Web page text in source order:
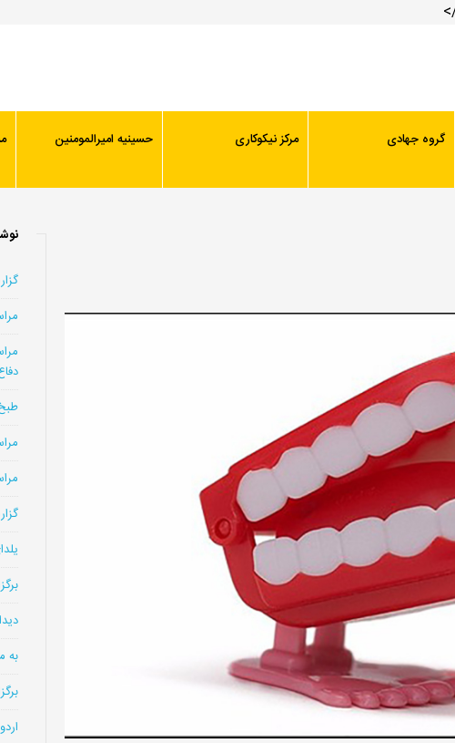
گروه جهادی مرکز نیکوکاری حسینیه امیرالمومنین
طبخ 450 پرس غذای نذری (
به